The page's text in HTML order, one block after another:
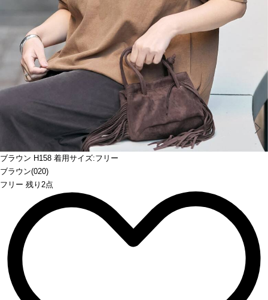
ブラウン H158 着用サイズ:フリー
ブラウン(020)
フリー 残り2点
Prev